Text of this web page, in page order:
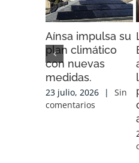
Aínsa impulsa su
plan climático
con nuevas
medidas.
23 julio, 2026 |
Sin
comentarios